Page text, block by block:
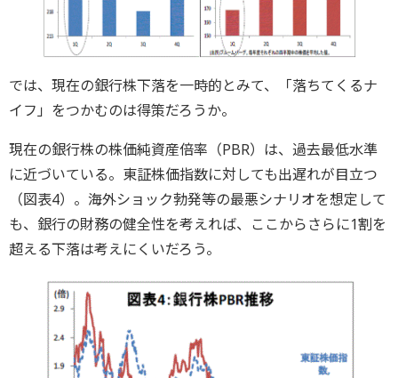
では、現在の銀行株下落を一時的とみて、「落ちてくるナ
イフ」をつかむのは得策だろうか。
現在の銀行株の株価純資産倍率（PBR）は、過去最低水準
に近づいている。東証株価指数に対しても出遅れが目立つ
（図表4）。海外ショック勃発等の最悪シナリオを想定して
も、銀行の財務の健全性を考えれば、ここからさらに1割を
超える下落は考えにくいだろう。